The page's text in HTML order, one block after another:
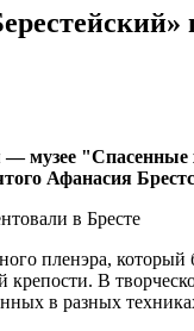
— музее
Афанасия
пленэра,
В
в разных